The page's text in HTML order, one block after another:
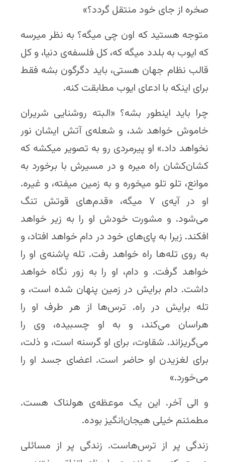
صخره از جای خود منتقل گردد؟»
متوجه هستید که اون چی میگه؟ به نظر میرسه
که ایوب به بلدد میگه که، کل فلسفه‌ی دنیا، و کل
قالب نظام جهان هستی، باید دگرگون بشه فقط
برای اینکه با ادعای ایوب مطابقت کنه.
چرا باید اینطور بشه؟ «البته روشنایی شریران
خاموش خواهد شد، و شعله‌ی آتش ایشان نور
نخواهد داد.» او پیرمردی رو به تصویر میکشه که
کشان‌کشان راه میره و در مسیرش با برخورد به
موانع، تلو تلو میخوره و به زمین میفته، و غیره.
او در آیه‌ی ۷ میگه، «قدم‌های قوتش تنگ
می‌شود. و مشورت خودش او را به زیر خواهد
افکند. زیرا به پای‌های خود در دام خواهد افتاد، و
به روی تله‌ها راه خواهد رفت. تله پاشنه‌ی او را
خواهد گرفت. و دام، او را به زور نگاه خواهد
داشت. دام برایش در زمین پنهان شده است، و
تله برایش در راه. ترس‌ها از هر طرف او را
هراسان می‌کند، و به او چسبیده، وی را
می‌گریزاند. شقاوت، برای او گرسنه است، و ذلت،
برای لغزیدن او حاضر است. اعضای جسد او را
می‌خورد.»
و الی آخر. این یک موعظه‌ی هولناک هست.
مطمئنم خیلی هیجان‌انگیز بوده.
زندگی پر از ترس‌هاست. زندگی پر از مسائلی